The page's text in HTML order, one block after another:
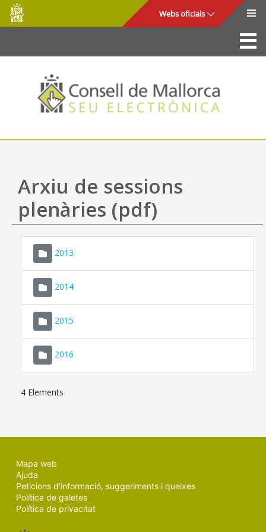
Salta al contingut principal
Consell
de
Mallorca
Webs oficials
La Seu
Consell de Mallorca
Accés i seguretat
Utilitats
Ajuda
Arxiu de sessions
plenàries (pdf)
2013
2014
2015
2016
4 Elements
Mapa web
Ajuda
Peticions d'informació, suggeriments i queixes
Política de galetes
Política de privacitat